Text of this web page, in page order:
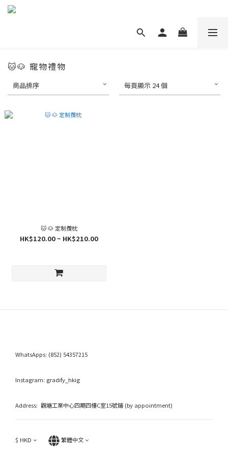
🐱🐶 寵物禮物
商品排序 每頁顯示 24 個
🐱 🐶 定制攬枕
HK$120.00 ~ HK$210.00
WhatsApps: (852) 54357215
Instagram: gradify_hkig
Address: 觀塘工業中心四期四樓C室15號鋪 (by appointment)
$ HKD 繁體中文